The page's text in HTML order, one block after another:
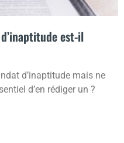
est-il
d’inaptitude mais ne
d’en rédiger un ?